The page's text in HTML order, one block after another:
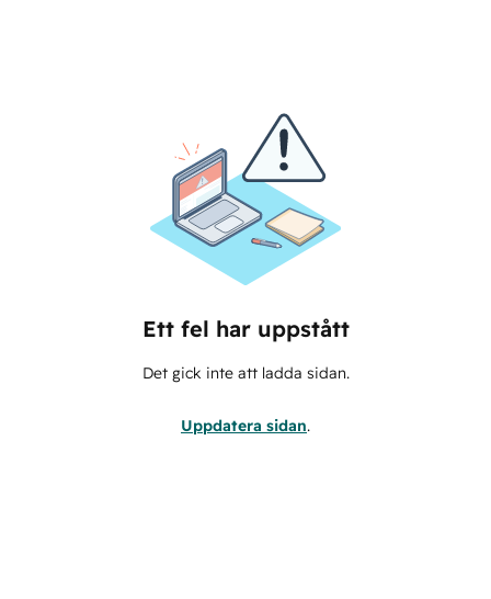
Ett fel har uppstått
Det gick inte att ladda sidan.
Uppdatera sidan.